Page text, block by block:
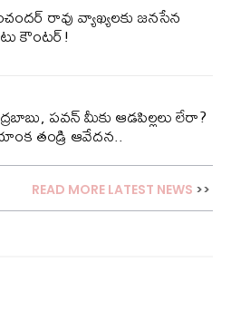
రావు వ్యాఖ్యలకు జనసేన
కౌంటర్!
ప‌వ‌న్ మీకు ఆడ‌పిల్ల‌లు లేరా?
తండ్రి ఆవేద‌న‌..
READ MORE LATEST NEWS >>